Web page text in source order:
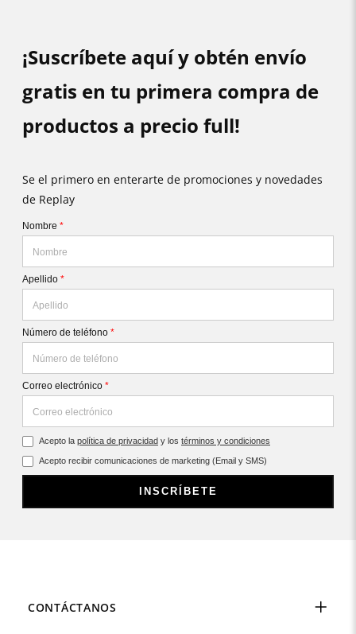
¡Suscríbete aquí y obtén envío
gratis en tu primera compra de
productos a precio full!
Se el primero en enterarte de promociones y novedades
de Replay
Nombre *
Apellido *
Número de teléfono *
Correo electrónico *
Acepto la política de privacidad y los términos y condiciones
Acepto recibir comunicaciones de marketing (Email y SMS)
INSCRÍBETE
CONTÁCTANOS